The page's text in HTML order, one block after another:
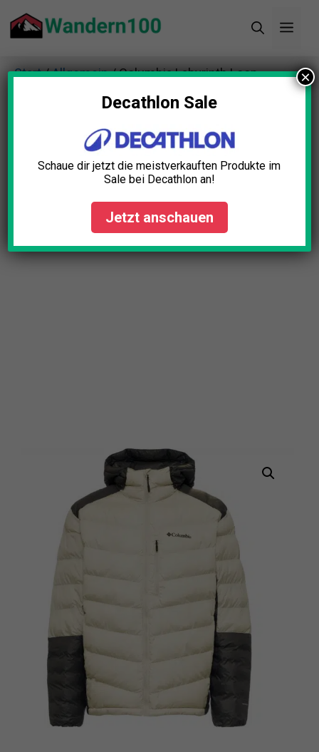
Inhalt
Start/Allgemein/ Columbia Labyrinth Loop
Herren SteppjackeDecathlon Sale
Schaue dir jetzt die meistverkauften Produkte im
Sale bei Decathlon an!
Jetzt anschauen
×